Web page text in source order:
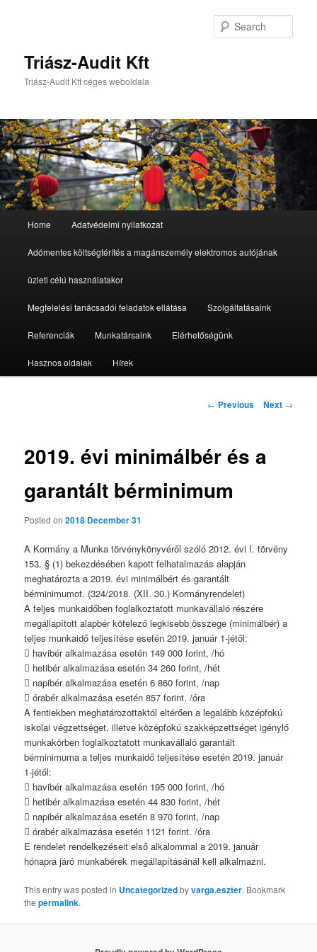
Triász-Audit Kft
Triász-Audit Kft céges weboldala
Skip
to
primary
content
Skip
to
secondary
content
Home Adatvédelmi nyilatkozat
Adómentes költségtérítés a magánszemély elektromos autójának
üzleti célú használatakor
Megfelelési tanácsadói feladatok ellátása Szolgáltatásaink
Referenciák Munkatársaink Elérhetőségünk
Hasznos oldalak Hírek
Post
← Previous Next →
2019. évi minimálbér és a
garantált bérminimum
Posted on2018 December 31
A Kormány a Munka törvénykönyvéről szóló 2012. évi I. törvény
153. § (1) bekezdésében kapott felhatalmazás alapján
meghatározta a 2019. évi minimálbért és garantált
bérminimumot. (324/2018. (XII. 30.) Kormányrendelet)
A teljes munkaidőben foglalkoztatott munkavállaló részére
megállapított alapbér kötelező legkisebb összege (minimálbér) a
teljes munkaidő teljesítése esetén 2019. január 1-jétől:
 havibér alkalmazása esetén 149 000 forint, /hó
 hetibér alkalmazása esetén 34 260 forint, /hét
 napibér alkalmazása esetén 6 860 forint, /nap
 órabér alkalmazása esetén 857 forint. /óra
A fentiekben meghatározottaktól eltérően a legalább középfokú
iskolai végzettséget, illetve középfokú szakképzettséget igénylő
munkakörben foglalkoztatott munkavállaló garantált
bérminimuma a teljes munkaidő teljesítése esetén 2019. január
1-jétől:
 havibér alkalmazása esetén 195 000 forint, /hó
 hetibér alkalmazása esetén 44 830 forint, /hét
 napibér alkalmazása esetén 8 970 forint, /nap
 órabér alkalmazása esetén 1121 forint. /óra
E rendelet rendelkezéseit első alkalommal a 2019. január
hónapra járó munkabérek megállapításánál kell alkalmazni.
This entry was posted in Uncategorizedbyvarga.eszter. Bookmark
thepermalink.